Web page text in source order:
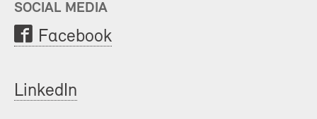
SOCIAL MEDIA
Facebook
LinkedIn